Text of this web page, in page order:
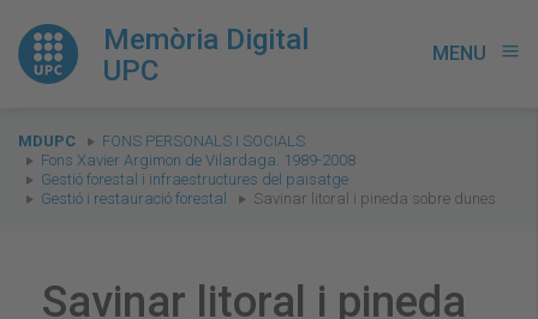
Memòria Digital
UPC
MENU menu
You
are
here:
MDUPC
FONS PERSONALS I SOCIALS
Fons Xavier Argimon de Vilardaga. 1989-2008
Gestió forestal i infraestructures del paisatge
Gestió i restauració forestal
Savinar litoral i pineda sobre dunes
Savinar litoral i pineda